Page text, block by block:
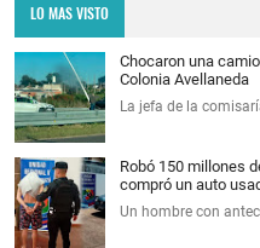
LO MAS VISTO
Chocaron una
Colonia Avellaneda
La jefa de la
Robó 150 millones
compró un auto
Un hombre con